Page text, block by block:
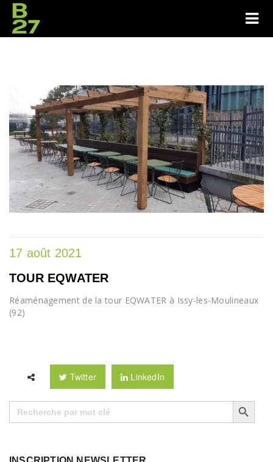
17 août 2021
TOUR EQWATER
Réaménagement de la tour EQWATER à Issy-les-Moulineaux
(92)
Twitter LinkedIn
Search
for:
Search Button